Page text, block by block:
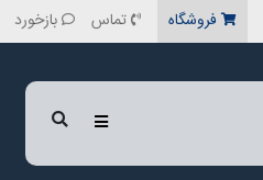
رفتن به محتوای اصلی
فروشگاه تماس بازخورد